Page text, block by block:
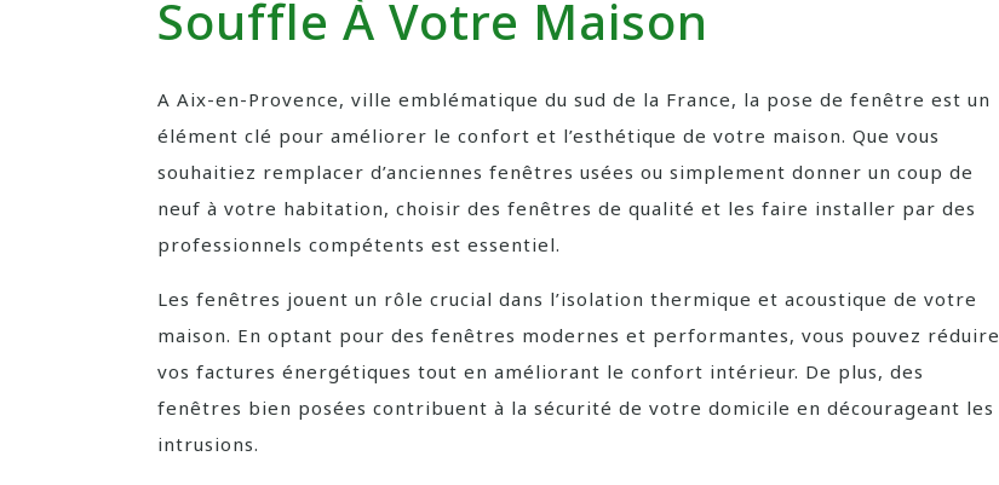
Souffle À Votre Maison
A Aix-en-Provence, ville emblématique du sud de la France, la pose de fenêtre est un
élément clé pour améliorer le confort et l’esthétique de votre maison. Que vous
souhaitiez remplacer d’anciennes fenêtres usées ou simplement donner un coup de
neuf à votre habitation, choisir des fenêtres de qualité et les faire installer par des
professionnels compétents est essentiel.
Les fenêtres jouent un rôle crucial dans l’isolation thermique et acoustique de votre
maison. En optant pour des fenêtres modernes et performantes, vous pouvez réduire
vos factures énergétiques tout en améliorant le confort intérieur. De plus, des
fenêtres bien posées contribuent à la sécurité de votre domicile en décourageant les
intrusions.